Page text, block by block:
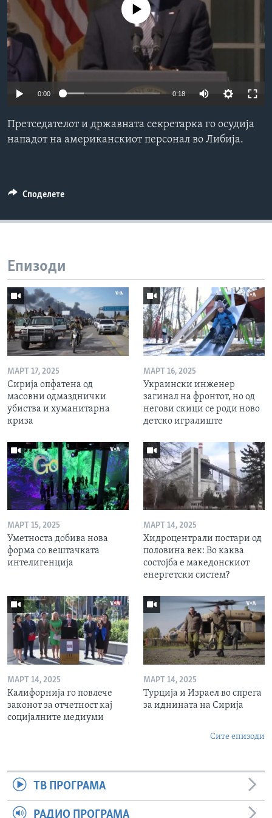
ИНТЕРВЈУА
Јазици
No media source currently available
0:00 0:18
Претседателот и државната секретарка го осудија
нападот на американскиот персонал во Либија.
Споделете
Епизоди
МАРТ 17, 2025
Сирија опфатена од
масовни одмазднички
убиства и хуманитарна
криза
МАРТ 16, 2025
Украински инженер
загинал на фронтот, но од
негови скици се роди ново
детско игралиште
МАРТ 15, 2025
Уметноста добива нова
форма со вештачката
интелигенција
МАРТ 14, 2025
Хидроцентрали постари од
половина век: Во каква
состојба е македонскиот
енергетски систем?
МАРТ 14, 2025
Калифорнија го повлече
законот за отчетност кај
социјалните медиуми
МАРТ 14, 2025
Турција и Израел во спрега
за иднината на Сирија
Сите епизоди
ТВ ПРОГРАМА
РАДИО ПРОГРАМА